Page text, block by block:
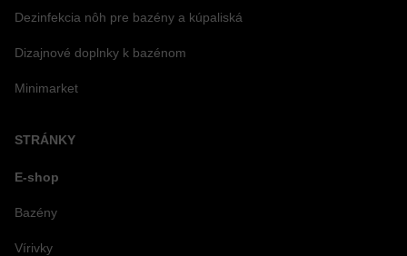
Dezinfekcia nôh pre bazény a kúpaliská
Dizajnové doplnky k bazénom
Minimarket
STRÁNKY
E-shop
Bazény
Vírivky